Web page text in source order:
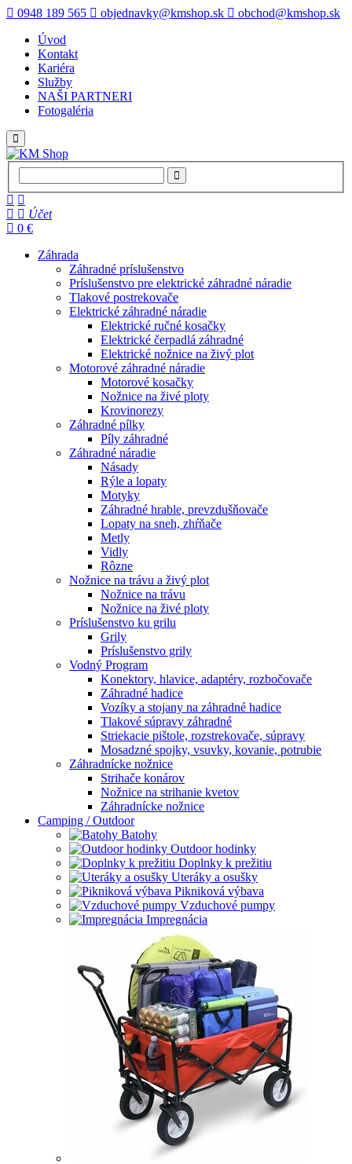
0948 189 565 objednavky@kmshop.sk
obchod@kmshop.sk
Úvod
Kontakt
Kariéra
Služby
NAŠI PARTNERI
Fotogaléria
Účet
0 €
Záhrada
Záhradné príslušenstvo
Príslušenstvo pre elektrické záhradné náradie
Tlakové postrekovače
Elektrické záhradné náradie
Elektrické ručné kosačky
Elektrické čerpadlá záhradné
Elektrické nožnice na živý plot
Motorové záhradné náradie
Motorové kosačky
Nožnice na živé ploty
Krovinorezy
Záhradné pílky
Píly záhradné
Záhradné náradie
Násady
Rýle a lopaty
Motyky
Záhradné hrable, prevzdušňovače
Lopaty na sneh, zhŕňače
Metly
Vidly
Rôzne
Nožnice na trávu a živý plot
Nožnice na trávu
Nožnice na živé ploty
Príslušenstvo ku grilu
Grily
Príslušenstvo grily
Vodný Program
Konektory, hlavice, adaptéry, rozbočovače
Záhradné hadice
Vozíky a stojany na záhradné hadice
Tlakové súpravy záhradné
Striekacie pištole, rozstrekovače, súpravy
Mosadzné spojky, vsuvky, kovanie, potrubie
Záhradnícke nožnice
Strihače konárov
Nožnice na strihanie kvetov
Záhradnícke nožnice
Camping / Outdoor
Batohy
Outdoor hodinky
Doplnky k prežitiu
Uteráky a osušky
Pikniková výbava
Vzduchové pumpy
Impregnácia